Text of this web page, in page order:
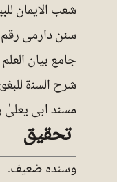
شعب الایمان
سنن دارمی رقم
جامع بیان العلم
شرح السنۃ
مسند ابی یعلیٰ
تحقیق
وسندہ ضعیف۔